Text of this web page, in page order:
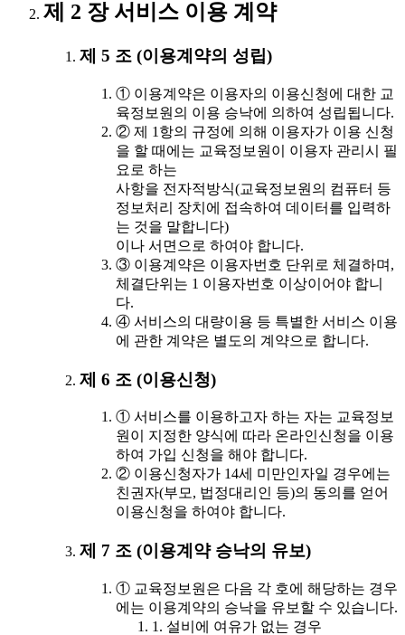
제 2 장 서비스 이용 계약
제 5 조 (이용계약의 성립)
① 이용계약은 이용자의 이용신청에 대한 교
육정보원의 이용 승낙에 의하여 성립됩니다.
② 제 1항의 규정에 의해 이용자가 이용 신청
을 할 때에는 교육정보원이 이용자 관리시 필
요로 하는
사항을 전자적방식(교육정보원의 컴퓨터 등
정보처리 장치에 접속하여 데이터를 입력하
는 것을 말합니다)
이나 서면으로 하여야 합니다.
③ 이용계약은 이용자번호 단위로 체결하며,
체결단위는 1 이용자번호 이상이어야 합니
다.
④ 서비스의 대량이용 등 특별한 서비스 이용
에 관한 계약은 별도의 계약으로 합니다.
제 6 조 (이용신청)
① 서비스를 이용하고자 하는 자는 교육정보
원이 지정한 양식에 따라 온라인신청을 이용
하여 가입 신청을 해야 합니다.
② 이용신청자가 14세 미만인자일 경우에는
친권자(부모, 법정대리인 등)의 동의를 얻어
이용신청을 하여야 합니다.
제 7 조 (이용계약 승낙의 유보)
① 교육정보원은 다음 각 호에 해당하는 경우
에는 이용계약의 승낙을 유보할 수 있습니다.
1. 설비에 여유가 없는 경우